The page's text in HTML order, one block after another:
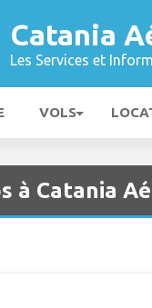
Catania
Les Services et
VOLS
à Catania